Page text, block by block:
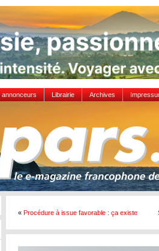
annonceurs Librairie Archives
« Procédure à issue favorable : ça existe